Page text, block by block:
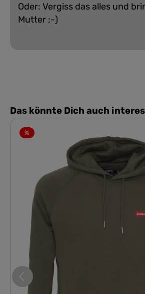
Oder: Vergiss das alles und
Mutter ;-)
Das könnte Dich auch
%